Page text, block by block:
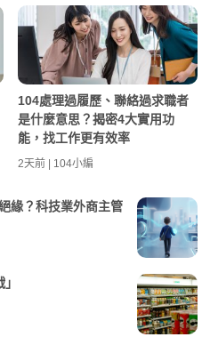
104處理過履歷、聯絡過求職者
是什麼意思？揭密4大實用功
能，找工作更有效率
2天前 | 104小編
緣？科技業外商主管